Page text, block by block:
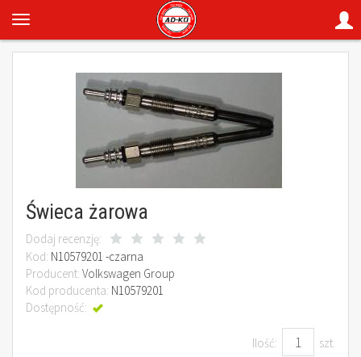
Świeca żarowa
Dodaj recenzję:
Kod: N10579201 -czarna
Producent: Volkswagen Group
Kod producenta: N10579201
Dostępność:
Ilość: szt.